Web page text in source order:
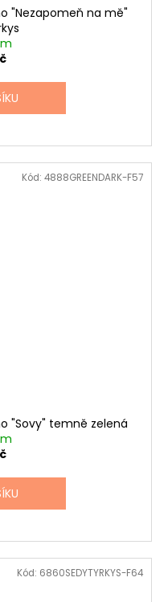
"Nezapomeň na mě"
"Sovy" temně zelená
Kód: 4888GREENDARK-F57
Kód: 6860SEDYTYRKYS-F64